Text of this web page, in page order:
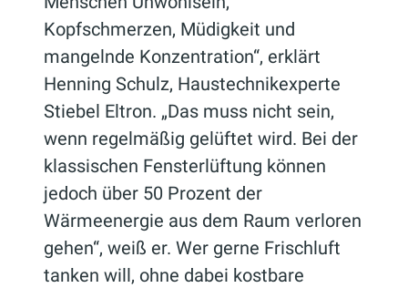
Kopfschmerzen, Müdigkeit und
mangelnde Konzentration“, erklärt
Henning Schulz, Haustechnikexperte
Stiebel Eltron. „Das muss nicht sein,
wenn regelmäßig gelüftet wird. Bei der
klassischen Fensterlüftung können
jedoch über 50 Prozent der
Wärmeenergie aus dem Raum verloren
gehen“, weiß er. Wer gerne Frischluft
tanken will, ohne dabei kostbare